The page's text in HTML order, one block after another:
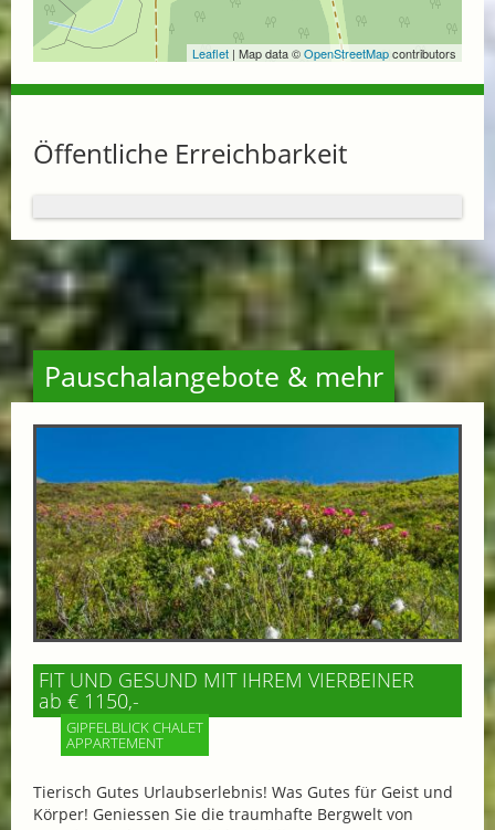
Leaflet | Map data ©OpenStreetMapcontributors
Öffentliche Erreichbarkeit
Pauschalangebote & mehr
FIT UND GESUND MIT IHREM VIERBEINER
ab € 1150,-
GIPFELBLICK CHALET
APPARTEMENT
Tierisch Gutes Urlaubserlebnis! Was Gutes für Geist und
Körper! Geniessen Sie die traumhafte Bergwelt von